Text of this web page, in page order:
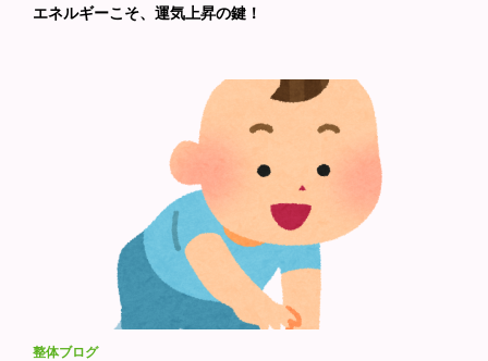
エネルギーこそ、運気上昇の鍵！
整体ブログ